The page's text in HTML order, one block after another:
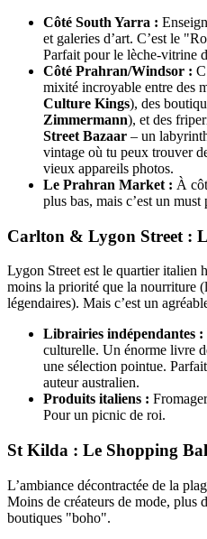
Côté South Yarra :
et galeries d’art. C’est le
Parfait pour le lèche-vitrine
Côté Prahran/Windsor :
mixité incroyable entre des
Culture Kings), des
Zimmermann), et des
Street Bazaar – un
vintage où tu peux trouver
vieux appareils photos.
Le Prahran Market : À
plus bas, mais c’est un
Carlton & Lygon Street :
Lygon Street est le quartier italien
moins la priorité que la nourriture
légendaires). Mais c’est un
Librairies indépendantes :
culturelle. Un énorme livre
une sélection pointue.
auteur australien.
Produits italiens :
Pour un picnic de roi.
St Kilda : Le Shopping
L’ambiance décontractée de la
Moins de créateurs de mode, plus
boutiques "boho".